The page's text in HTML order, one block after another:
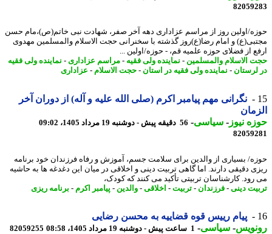
اولین روز از مراسم عزاداری دهه آخر صفر، شهادت نبی خاتم(ص)،مام حسن
و امام رضا(ع)روز گذشته با سخنرانی حجت الاسلام والمسلمین مهدوی
از فضلای حوزه علمیه قم، - حوزه/اولین ...
الاسلام والمسلمین-نماینده ولی فقیه -مراسم عزاداری- نماینده ولی فقیه
-نماینده ولی فقیه در استان-حجت الاسلام-عزاداری
نگرانی مهم پیامبر اکرم (صلی الله علیه و آله) از دوران آخر
نیوز-سیاسی-56 دقیقه پیش - دوشنبه 19 مرداد 1405، 09:02
بسیاری از والدین برای سلامت جسم، آموزش و رفاه فرزندان خود برنامه
دقیقی دارند. اما گاهی تربیت دینی و اخلاقی در میان این دغدغه ها به حاشیه
کارشناسان تربیتی تأکید می کنند که کودک،
دینی-فرزندان - تربیت -اخلاقی-والدین-پیامبر اکرم -برنامه ریزی
پیام رییس قوه قضاییه به محسن رضایی
-سیاسی-1 ساعت پیش - دوشنبه 19 مرداد 1405، 08:58 82059255